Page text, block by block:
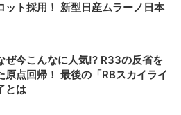
ット採用！ 新型日産ムラーノ日本
ぜ今こんなに人気!? R33の反省を
原点回帰！ 最後の「RBスカイライ
とは